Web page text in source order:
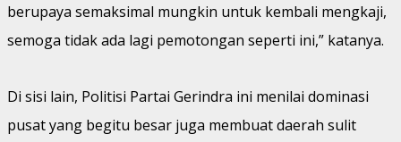
berupaya semaksimal mungkin untuk kembali mengkaji,
semoga tidak ada lagi pemotongan seperti ini,” katanya.
Di sisi lain, Politisi Partai Gerindra ini menilai dominasi
pusat yang begitu besar juga membuat daerah sulit